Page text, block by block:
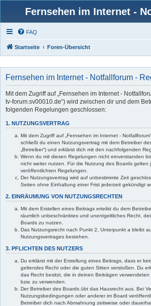
Fernsehen im Internet -
FAQ
Startseite Foren-Übersicht
Fernsehen im Internet - Notfallforum -
Mit dem Zugriff auf „Fernsehen im Internet -
tv-forum.sv00010.de“) wird zwischen dir und dem
folgenden Regelungen geschlossen:
1. NUTZUNGSVERTRAG
Mit dem Zugriff auf „Fernsehen im Internet -
schließt du einen Nutzungsvertrag mit dem Betreiber
„Betreiber“) und erklärst dich mit den nachfolgenden
Wenn du mit diesen Regelungen nicht einverstanden
nicht weiter nutzen. Für die Nutzung des Boards gelten
veröffentlichten Regelungen.
Der Nutzungsvertrag wird auf unbestimmte Zeit
Seiten ohne Einhaltung einer Frist jederzeit gekündigt
2. EINRÄUMUNG VON NUTZUNGSRECHTEN
Mit dem Erstellen eines Beitrags erteilst du dem
räumlich unbeschränktes und unentgeltliches Recht,
Boards zu nutzen.
Das Nutzungsrecht nach Punkt 2, Unterpunkt a bleibt
Nutzungsvertrages bestehen.
3. PFLICHTEN DES NUTZERS
Du erklärst mit der Erstellung eines Beitrags, dass er
geltendes Recht oder die guten Sitten verstoßen. Du
das Recht besitzt, die in deinen Beiträgen
bzw. zu verwenden.
Der Betreiber des Boards übt das Hausrecht aus. Bei
Nutzungsbedingungen oder anderer im Board
Betreiber dich nach Abmahnung zeitweise oder